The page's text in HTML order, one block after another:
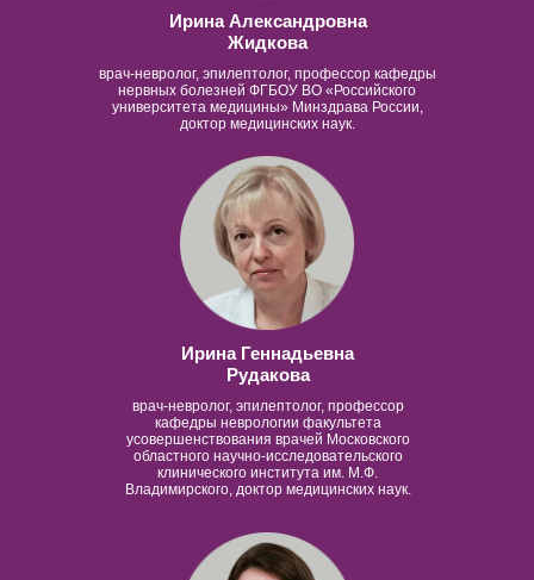
врач-невролог, эпилептолог, профессор
кафедры неврологии факультета
усовершенствования врачей Московского
областного научно-исследовательского
клинического института им. М.Ф.
Владимирского, доктор медицинских наук.
Ирина Геннадьевна
Рудакова
врач-невролог, эпилептолог, профессор кафедры
нервных болезней ФГБОУ ВО «Российского
университета медицины» Минздрава России,
доктор медицинских наук.
Ирина Александровна
Жидкова